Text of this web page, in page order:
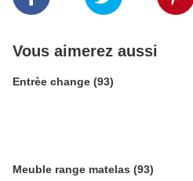
Vous aimerez aussi
Entrèe change (93)
Meuble range matelas (93)